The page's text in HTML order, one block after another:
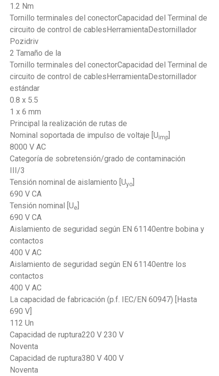
1.2 Nm
Tornillo terminales del conectorCapacidad del Terminal de
circuito de control de cablesHerramientaDestornillador
Pozidriv
2 Tamaño de la
Tornillo terminales del conectorCapacidad del Terminal de
circuito de control de cablesHerramientaDestornillador
estándar
0.8 x 5.5
1 x 6 mm
Principal la realización de rutas de
Nominal soportada de impulso de voltaje [Uimp
8000 V AC
Categoría de sobretensión/grado de contaminación
III/3
Tensión nominal de aislamiento [Uyo
690 V CA
Tensión nominal [Ue
690 V CA
Aislamiento de seguridad según EN 61140entre bobina y
contactos
400 V AC
Aislamiento de seguridad según EN 61140entre los
contactos
400 V AC
La capacidad de fabricación (p.f. IEC/EN 60947) [Hasta
690 V]
112 Un
Capacidad de ruptura220 V 230 V
Noventa
Capacidad de ruptura380 V 400 V
Noventa